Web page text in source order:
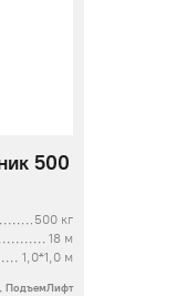
500
500 кг
18 м
1,0*1,0 м
ПодъемЛифт